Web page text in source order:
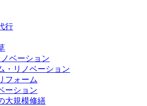
行
ベーション
・リノベーション
フォーム
ーション
大規模修繕